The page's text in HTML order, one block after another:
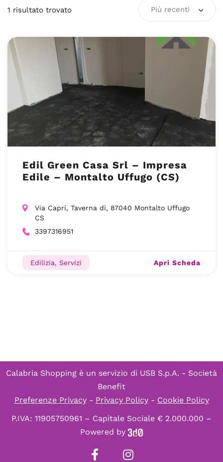
1 risultato trovato Più recenti
Edil Green Casa Srl – Impresa
Edile – Montalto Uffugo (CS)
Via Capri, Taverna di, 87040 Montalto Uffugo
CS
3397316951
Edilizia, Servizi Apri Scheda
Calabria Shopping è un servizio di USB S.p.A. - Società
Benefit
Preferenze Privacy- Privacy Policy- Cookie Policy
P.IVA: 11905750961 – Capitale Sociale € 2.000.000 –
Powered by